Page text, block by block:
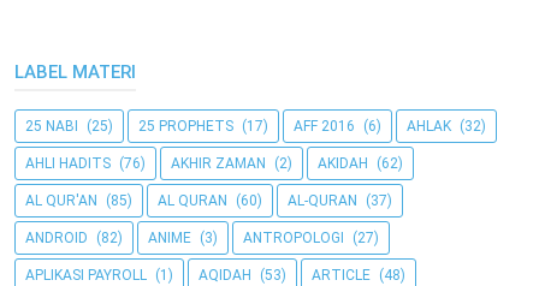
LABEL MATERI
25 NABI (25) 25 PROPHETS (17) AFF 2016 (6) AHLAK (32)
AHLI HADITS (76) AKHIR ZAMAN (2) AKIDAH (62)
AL QUR'AN (85) AL QURAN (60) AL-QURAN (37)
ANDROID (82) ANIME (3) ANTROPOLOGI (27)
APLIKASI PAYROLL (1) AQIDAH (53) ARTICLE (48)